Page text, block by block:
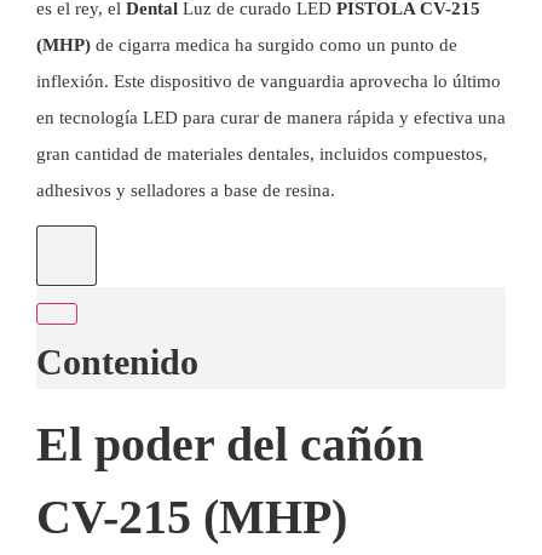
es el rey, el Dental Luz de curado LED PISTOLA CV-215
(MHP) de cigarra medica ha surgido como un punto de
inflexión. Este dispositivo de vanguardia aprovecha lo último
en tecnología LED para curar de manera rápida y efectiva una
gran cantidad de materiales dentales, incluidos compuestos,
adhesivos y selladores a base de resina.
Contenido
El poder del cañón
CV-215 (MHP)